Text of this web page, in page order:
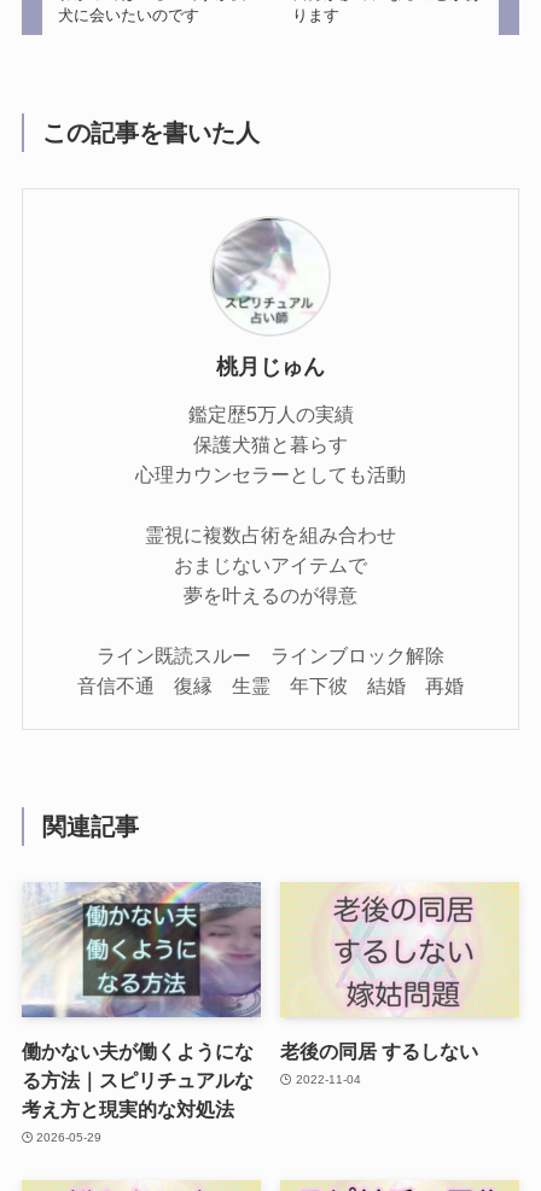
犬に会いたいのです
ります
この記事を書いた人
桃月じゅん
鑑定歴5万人の実績
保護犬猫と暮らす
心理カウンセラーとしても活動
霊視に複数占術を組み合わせ
おまじないアイテムで
夢を叶えるのが得意
ライン既読スルー ラインブロック解除
音信不通 復縁 生霊 年下彼 結婚 再婚
関連記事
働かない夫が働くようにな
る方法｜スピリチュアルな
考え方と現実的な対処法
2026-05-29
老後の同居 するしない
2022-11-04